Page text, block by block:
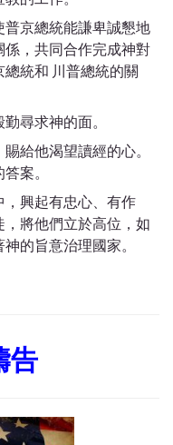
京總統能謙卑誠懇地
係，共同合作完成神對
總統和 川普總統的關
尋求神的面。
給他渴望讀經的心。
案。
興起有忠心、有作
將他們立於高位，如
的旨意治理國家。
告